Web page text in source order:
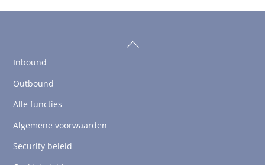
Back
Inbound
Outbound
Alle functies
Algemene voorwaarden
Security beleid